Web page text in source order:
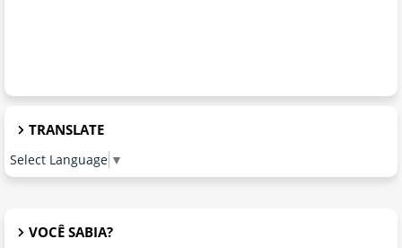
TRANSLATE
Select Language ▼
VOCÊ SABIA?